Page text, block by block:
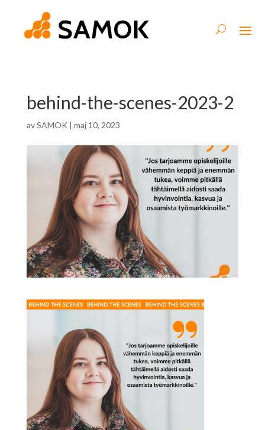
behind-the-scenes-2023-2
avSAMOK | maj 10, 2023